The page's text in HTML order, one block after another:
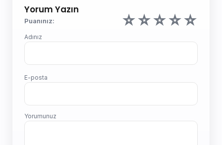
Yorum Yazın
Puanınız: ☆☆☆☆☆
Adınız
E-posta
Yorumunuz